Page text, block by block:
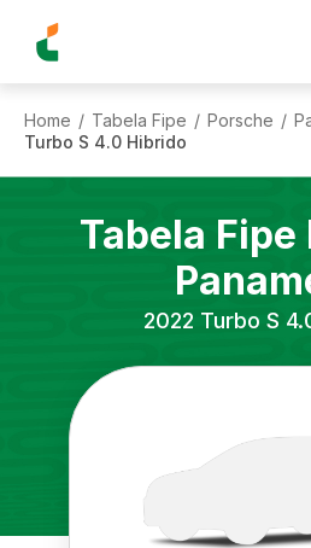
Home / Tabela Fipe / Porsche /
Turbo S 4.0 Hibrido
Tabela Fipe
2022 Turbo S